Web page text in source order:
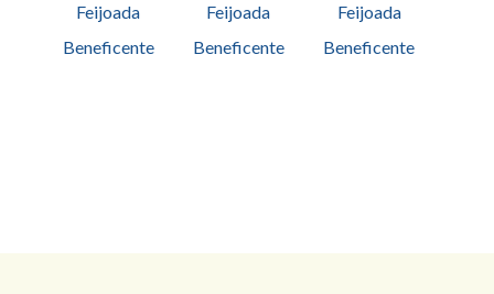
Feijoada
Beneficente
Feijoada
Beneficente
Feijoada
Beneficente